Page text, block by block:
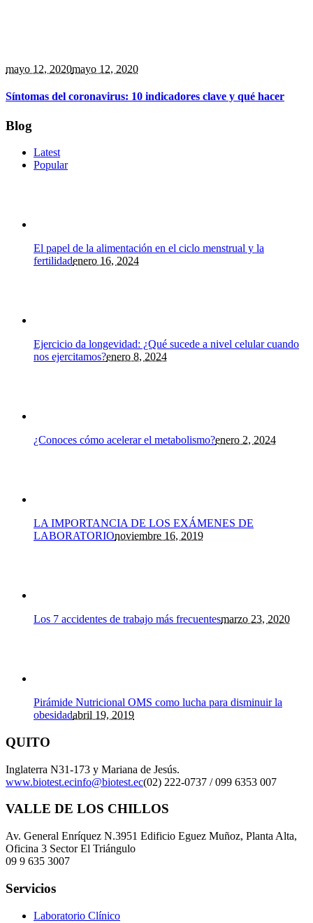
mayo 12, 2020mayo 12, 2020
Síntomas del coronavirus: 10 indicadores clave y qué hacer
Blog
Latest
Popular
El papel de la alimentación en el ciclo menstrual y la
fertilidadenero 16, 2024
Ejercicio da longevidad: ¿Qué sucede a nivel celular cuando
nos ejercitamos?enero 8, 2024
¿Conoces cómo acelerar el metabolismo?enero 2, 2024
LA IMPORTANCIA DE LOS EXÁMENES DE
LABORATORIOnoviembre 16, 2019
Los 7 accidentes de trabajo más frecuentesmarzo 23, 2020
Pirámide Nutricional OMS como lucha para disminuir la
obesidadabril 19, 2019
QUITO
Inglaterra N31-173 y Mariana de Jesús.
www.biotest.ecinfo@biotest.ec(02) 222-0737 / 099 6353 007
VALLE DE LOS CHILLOS
Av. General Enríquez N.3951 Edificio Eguez Muñoz, Planta Alta,
Oficina 3 Sector El Triángulo
09 9 635 3007
Servicios
Laboratorio Clínico